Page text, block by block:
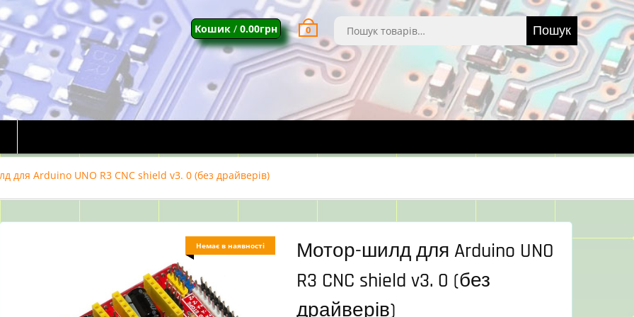
Шукати: Пошук
Кошик / 0.00грн 0
для Arduino UNO R3 CNC shield v3. 0 (без драйверів)
Немає в наявності
Мотор-шилд для Arduino UNO
R3 CNC shield v3. 0 (без
драйверів)